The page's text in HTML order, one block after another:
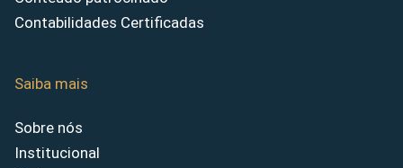
Contabilidades Certificadas
Saiba mais
Sobre nós
Institucional